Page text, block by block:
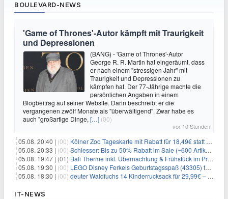
BOULEVARD-NEWS
'Game of Thrones'-Autor kämpft mit Traurigkeit
und Depressionen
(BANG) - 'Game of Thrones'-Autor
George R. R. Martin hat eingeräumt, dass
er nach einem "stressigen Jahr" mit
Traurigkeit und Depressionen zu
kämpfen hat. Der 77-Jährige machte die
persönlichen Angaben in einem
Blogbeitrag auf seiner Website. Darin beschreibt er die
vergangenen zwölf Monate als "überwältigend". Zwar habe es
auch "großartige Dinge, […] (00)
vor 10 Stunden
05.08. 20:40 | (00) Kölner Zoo Tageskarte mit Rabatt für 18,49€ statt 29,50€ – einlösbar bis Dezember
05.08. 20:33 | (00) Schiesser: Bis zu 50% Rabatt im Sale (~600 Artikel zur Auswahl)
05.08. 19:47 | (01) Bali Therme inkl. Übernachtung & Frühstück im Premium Hotel (Bad Oeynhausen) ab 89€ p.P.
05.08. 19:30 | (00) LEGO Disney Ferkels Geburtstagsspaß (43305) für 29,10€
05.08. 18:30 | (00) deuter Waldfuchs 14 Kinderrucksack für 29,99€ – Amber-maple
IT-NEWS